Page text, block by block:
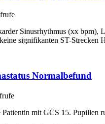
Sinusrhythmus (xx bpm),
signifikanten ST-Strecken
Normalbefund
Patientin mit GCS 15.